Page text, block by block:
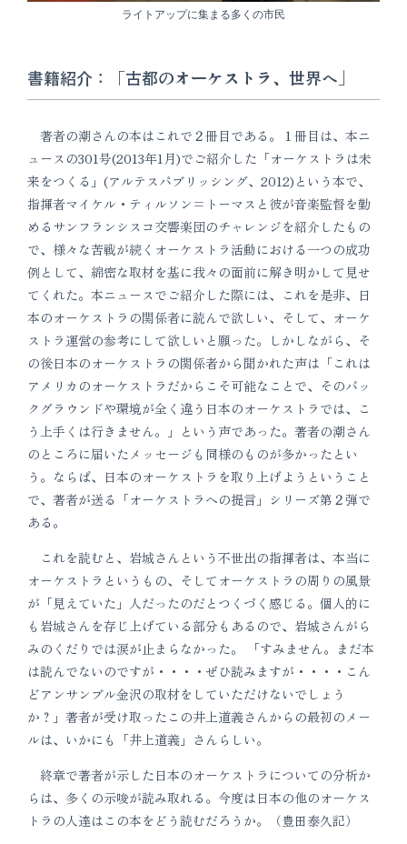
ライトアップに集まる多くの市民
書籍紹介：「古都のオーケストラ、世界へ」
著者の潮さんの本はこれで２冊目である。１冊目は、本ニ
ュースの301号(2013年1月)でご紹介した「オーケストラは未
来をつくる」(アルテスパブリッシング、2012)という本で、
指揮者マイケル・ティルソン=トーマスと彼が音楽監督を勤
めるサンフランシスコ交響楽団のチャレンジを紹介したもの
で、様々な苦戦が続くオーケストラ活動における一つの成功
例として、綿密な取材を基に我々の面前に解き明かして見せ
てくれた。本ニュースでご紹介した際には、これを是非、日
本のオーケストラの関係者に読んで欲しい、そして、オーケ
ストラ運営の参考にして欲しいと願った。しかしながら、そ
の後日本のオーケストラの関係者から聞かれた声は「これは
アメリカのオーケストラだからこそ可能なことで、そのバッ
クグラウンドや環境が全く違う日本のオーケストラでは、こ
う上手くは行きません。」という声であった。著者の潮さん
のところに届いたメッセージも同様のものが多かったとい
う。ならば、日本のオーケストラを取り上げようということ
で、著者が送る「オーケストラへの提言」シリーズ第２弾で
ある。
これを読むと、岩城さんという不世出の指揮者は、本当に
オーケストラというもの、そしてオーケストラの周りの風景
が「見えていた」人だったのだとつくづく感じる。個人的に
も岩城さんを存じ上げている部分もあるので、岩城さんがら
みのくだりでは涙が止まらなかった。 「すみません。まだ本
は読んでないのですが・・・・ぜひ読みますが・・・・こん
どアンサンブル金沢の取材をしていただけないでしょう
か？」著者が受け取ったこの井上道義さんからの最初のメー
ルは、いかにも「井上道義」さんらしい。
終章で著者が示した日本のオーケストラについての分析か
らは、多くの示唆が読み取れる。今度は日本の他のオーケス
トラの人達はこの本をどう読むだろうか。（豊田泰久記）